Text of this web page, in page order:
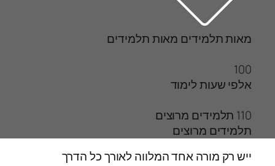
מאות תלמידים מאות תלמידים
100
אלפי שעות לימוד
110 תלמידים מרוצים
תלמידים מרוצים
ייש רק מורה אחד המלווה לאורך כל הדרך